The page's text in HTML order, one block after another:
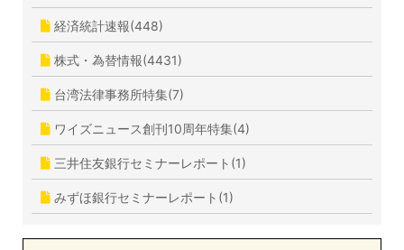
経済統計速報(448)
株式・為替情報(4431)
台湾法律事務所特集(7)
ワイズニュース創刊10周年特集(4)
三井住友銀行セミナーレポート(1)
みずほ銀行セミナーレポート(1)